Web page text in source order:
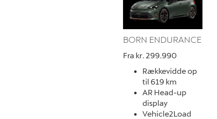
BORN ENDURANCE
Fra kr. 299.990
Rækkevidde op
til 619 km
AR Head-up
display
Vehicle2Load